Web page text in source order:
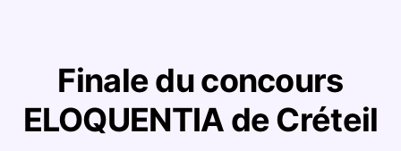
Finale du concours
ELOQUENTIA de Créteil